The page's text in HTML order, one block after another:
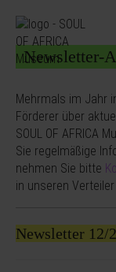
Newsletter-
Mehrmals im Jahr
Förderer über
SOUL OF AFRICA
Sie regelmäßige
nehmen Sie bitte
in unseren Verteiler
Newsletter 12/